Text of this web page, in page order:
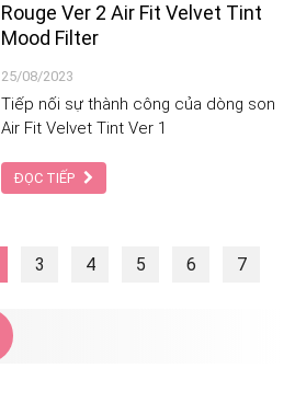
Rouge Ver 2 Air Fit Velvet Tint
Mood Filter
25/08/2023
Tiếp nối sự thành công của dòng son
Air Fit Velvet Tint Ver 1
ĐỌC TIẾP
3 4 5 6
7